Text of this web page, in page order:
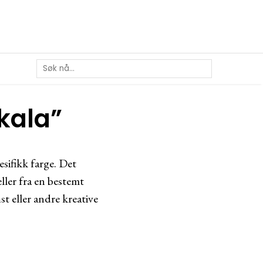
farge. Det
fra en bestemt
eller andre kreative